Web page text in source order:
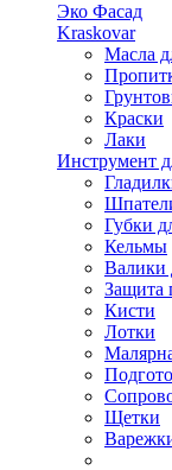
Эко Фасад
Kraskovar
Масла
Краски
Лаки
Инструмент
Губки
Кельмы
Валики
Защита
Кисти
Лотки
Щетки